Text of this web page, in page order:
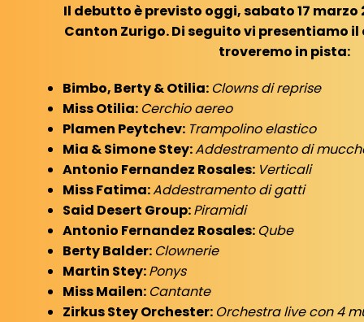
Il debutto è previsto oggi, sabato 17 marzo
Canton Zurigo. Di seguito vi presentiamo
troveremo in pista:
Bimbo, Berty & Otilia: Clowns di reprise
Miss Otilia: Cerchio aereo
Plamen Peytchev: Trampolino elastico
Mia & Simone Stey:Addestramento di
Antonio Fernandez Rosales: Verticali
Miss Fatima:Addestramento di gatti
Said Desert Group:Piramidi
Antonio Fernandez Rosales: Qube
Berty Balder: Clownerie
Martin Stey:Ponys
Miss Mailen: Cantante
Zirkus Stey Orchester: Orchestra live con 4